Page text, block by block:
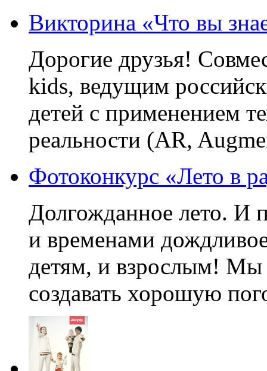
Викторина «Что вы
Дорогие друзья!
kids, ведущим
детей с применением
реальности (AR,
Фотоконкурс «Лето в
Долгожданное лето. И
и временами
детям, и взрослым! Мы
создавать хорошую